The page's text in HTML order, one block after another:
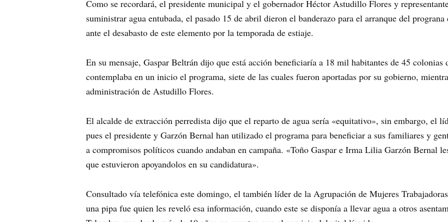
Como se recordará, el presidente municipal y el gobernador Héctor Astudillo Flores y
suministrar agua entubada, el pasado 15 de abril dieron el banderazo para el arranque del
ante el desabasto de este elemento por la temporada de estiaje.
En su mensaje, Gaspar Beltrán dijo que está acción beneficiaría a 18 mil habitantes de 45 colonias
contemplaba en un inicio el programa, siete de las cuales fueron aportadas por su gobierno,
administración de Astudillo Flores.
El alcalde de extracción perredista dijo que el reparto de agua sería «equitativo», sin embargo, el
pues el presidente y Garzón Bernal han utilizado el programa para beneficiar a sus familiares y
a compromisos políticos cuando andaban en campaña. «Toño Gaspar e Irma Lilia Garzón Bernal
que estuvieron apoyandolos en su candidatura».
Consultado vía telefónica este domingo, el también líder de la Agrupación de Mujeres
una pipa fue quien les reveló esa información, cuando este se disponía a llevar agua a otros